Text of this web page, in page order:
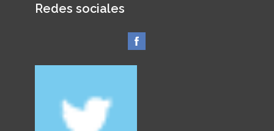
Redes sociales